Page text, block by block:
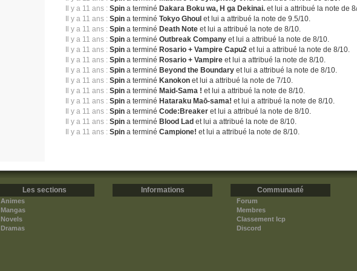
Il y a 11 ans : Spin a terminé Dakara Boku wa, H ga Dekinai. et lui a attribué la note de
Il y a 11 ans : Spin a terminéTokyo Ghoul et lui a attribué la note de 9.5/10.
Il y a 11 ans : Spin a terminé Death Note et lui a attribué la note de 8/10.
Il y a 11 ans : Spin a terminéOutbreak Company et lui a attribué la note de 8/10.
Il y a 11 ans : Spin a terminé Rosario + Vampire Capu2 et lui a attribué la note de 8/10.
Il y a 11 ans : Spin a terminé Rosario + Vampire et lui a attribué la note de 8/10.
Il y a 11 ans : Spin a terminé Beyond the Boundary et lui a attribué la note de 8/10.
Il y a 11 ans : Spin a terminé Kanokon et lui a attribué la note de 7/10.
Il y a 11 ans : Spin a terminé Maid-Sama ! et lui a attribué la note de 8/10.
Il y a 11 ans : Spin a terminé Hataraku Maō-sama! et lui a attribué la note de 8/10.
Il y a 11 ans : Spin a terminéCode:Breaker et lui a attribué la note de 8/10.
Il y a 11 ans : Spin a terminé Blood Lad et lui a attribué la note de 8/10.
Il y a 11 ans : Spin a terminéCampione! et lui a attribué la note de 8/10.
Les sections
Animes
Mangas
Novels
Dramas
Informations Communauté
Forum
Membres
Classement Icp
Discord